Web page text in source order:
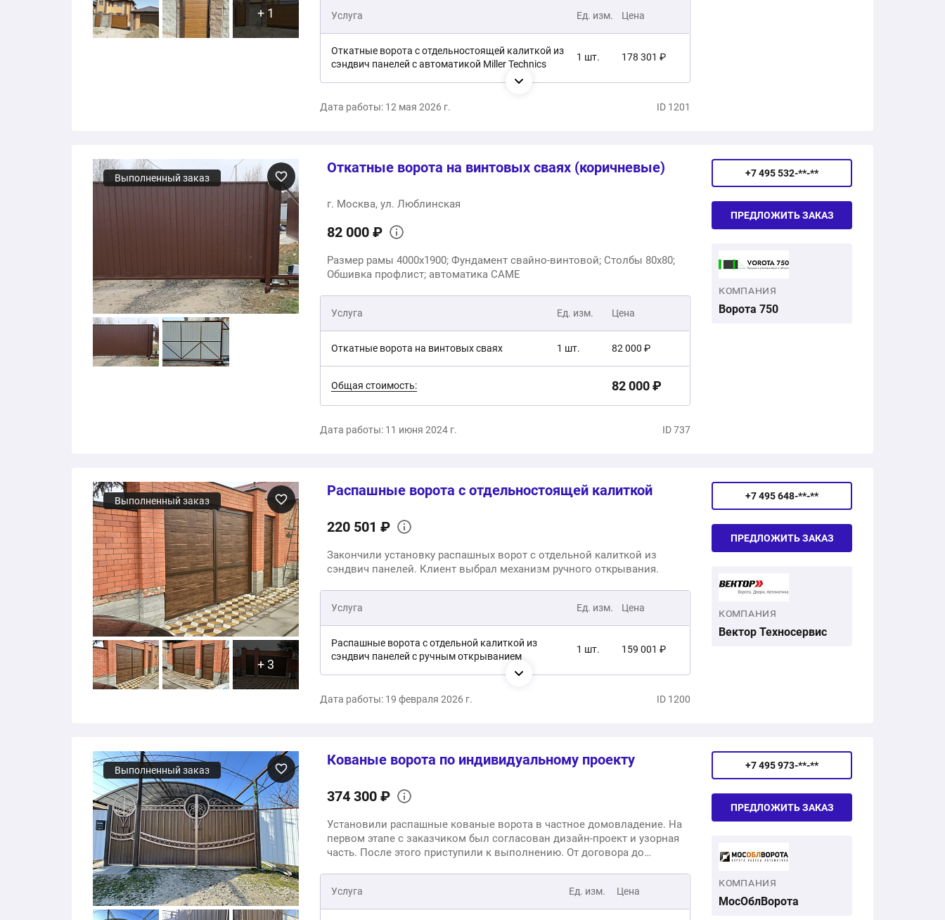
+ 1 Услуга Ед. изм. Цена
Откатные ворота с отдельностоящей калиткой из
сэндвич панелей с автоматикой Miller Technics
1 шт. 178 301 ₽
Дата работы: 12 мая 2026 г. ID 1201
Выполненный заказ
Откатные ворота на винтовых сваях (коричневые)
г. Москва, ул. Люблинская
82 000 ₽
Размер рамы 4000x1900; Фундамент свайно-винтовой; Столбы 80x80;
Обшивка профлист; автоматика CAME
Услуга Ед. изм. Цена
Откатные ворота на винтовых сваях 1 шт. 82 000 ₽
Общая стоимость: 82 000 ₽
Дата работы: 11 июня 2024 г. ID 737
+7 495 532-**-**
ПРЕДЛОЖИТЬ ЗАКАЗ
КОМПАНИЯ
Ворота 750
Выполненный заказ
+ 3
Распашные ворота с отдельностоящей калиткой
220 501 ₽
Закончили установку распашных ворот с отдельной калиткой из
сэндвич панелей. Клиент выбрал механизм ручного открывания.
Услуга Ед. изм. Цена
Распашные ворота с отдельной калиткой из
сэндвич панелей с ручным открыванием
1 шт. 159 001 ₽
Дата работы: 19 февраля 2026 г. ID 1200
+7 495 648-**-**
ПРЕДЛОЖИТЬ ЗАКАЗ
КОМПАНИЯ
Вектор Техносервис
Выполненный заказ
Кованые ворота по индивидуальному проекту
374 300 ₽
Установили распашные кованые ворота в частное домовладение. На
первом этапе с заказчиком был согласован дизайн-проект и узорная
часть. После этого приступили к выполнению. От договора до
Услуга Ед. изм. Цена
+7 495 973-**-**
ПРЕДЛОЖИТЬ ЗАКАЗ
КОМПАНИЯ
МосОблВорота